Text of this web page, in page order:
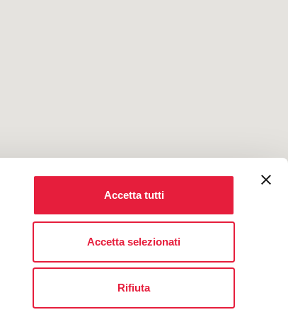
Accetta tutti
Accetta selezionati
Rifiuta